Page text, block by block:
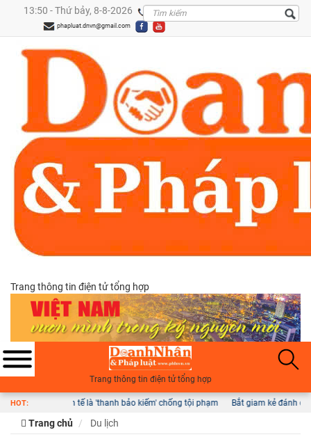
13:50 - Thứ bảy, 8-8-2026 0909299288
phapluat.dnvn@gmail.com
Trang thông tin điện tử tổng hợp
Trang thông tin điện tử tổng hợp
HOT:
kiếm' chống tội phạm Bắt giam kẻ đánh đập con riêng của 'vợ hờ' ở Đồng Nai
Trang chủ Du lịch